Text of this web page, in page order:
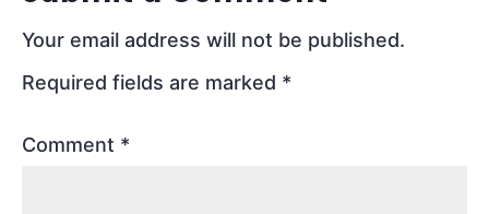
Your email address will not be published.
Required fields are marked *
Comment *